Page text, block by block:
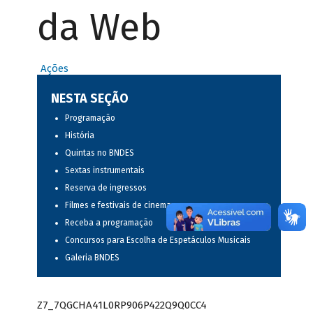
da Web
Ações
NESTA SEÇÃO
Programação
História
Quintas no BNDES
Sextas instrumentais
Reserva de ingressos
Filmes e festivais de cinema
Receba a programação
Concursos para Escolha de Espetáculos Musicais
Galeria BNDES
Z7_7QGCHA41L0RP906P422Q9Q0CC4